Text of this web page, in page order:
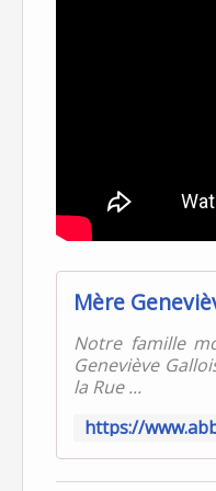
Mère
Notre famille
Geneviève
la Rue ...